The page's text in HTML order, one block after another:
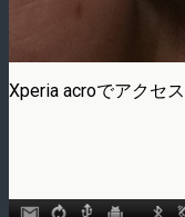
Xperia acroでアクセ